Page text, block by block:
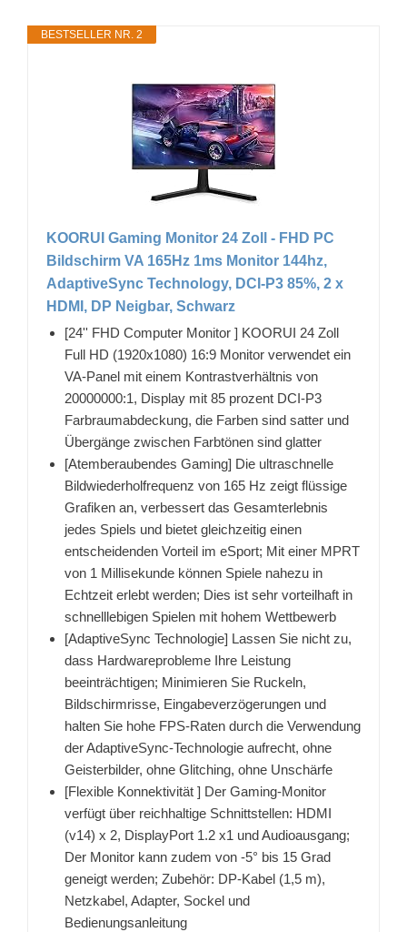
BESTSELLER NR. 2
KOORUI Gaming Monitor 24 Zoll - FHD PC
Bildschirm VA 165Hz 1ms Monitor 144hz,
AdaptiveSync Technology, DCI-P3 85%, 2 x
HDMI, DP Neigbar, Schwarz
[24'' FHD Computer Monitor ] KOORUI 24 Zoll
Full HD (1920x1080) 16:9 Monitor verwendet ein
VA-Panel mit einem Kontrastverhältnis von
20000000:1, Display mit 85 prozent DCI-P3
Farbraumabdeckung, die Farben sind satter und
Übergänge zwischen Farbtönen sind glatter
[Atemberaubendes Gaming] Die ultraschnelle
Bildwiederholfrequenz von 165 Hz zeigt flüssige
Grafiken an, verbessert das Gesamterlebnis
jedes Spiels und bietet gleichzeitig einen
entscheidenden Vorteil im eSport; Mit einer MPRT
von 1 Millisekunde können Spiele nahezu in
Echtzeit erlebt werden; Dies ist sehr vorteilhaft in
schnelllebigen Spielen mit hohem Wettbewerb
[AdaptiveSync Technologie] Lassen Sie nicht zu,
dass Hardwareprobleme Ihre Leistung
beeinträchtigen; Minimieren Sie Ruckeln,
Bildschirmrisse, Eingabeverzögerungen und
halten Sie hohe FPS-Raten durch die Verwendung
der AdaptiveSync-Technologie aufrecht, ohne
Geisterbilder, ohne Glitching, ohne Unschärfe
[Flexible Konnektivität ] Der Gaming-Monitor
verfügt über reichhaltige Schnittstellen: HDMI
(v14) x 2, DisplayPort 1.2 x1 und Audioausgang;
Der Monitor kann zudem von -5° bis 15 Grad
geneigt werden; Zubehör: DP-Kabel (1,5 m),
Netzkabel, Adapter, Sockel und
Bedienungsanleitung